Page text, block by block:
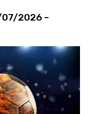
07/2026 –